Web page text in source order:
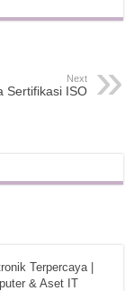
Next
Sertifikasi ISO
Terpercaya |
& Aset IT